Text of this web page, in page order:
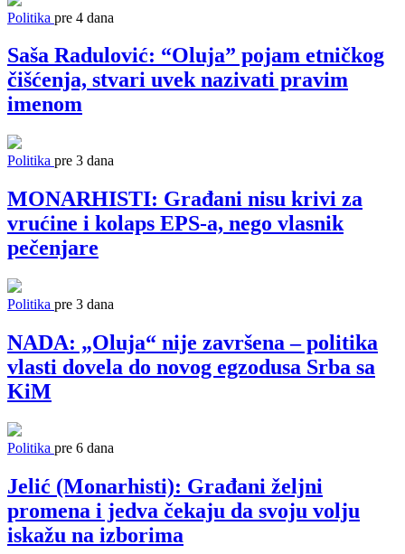
Politika pre 4 dana
Saša Radulović: “Oluja” pojam etničkog
čišćenja, stvari uvek nazivati pravim
imenom
Politika pre 3 dana
MONARHISTI: Građani nisu krivi za
vrućine i kolaps EPS-a, nego vlasnik
pečenjare
Politika pre 3 dana
NADA: „Oluja“ nije završena – politika
vlasti dovela do novog egzodusa Srba sa
KiM
Politika pre 6 dana
Jelić (Monarhisti): Građani željni
promena i jedva čekaju da svoju volju
iskažu na izborima